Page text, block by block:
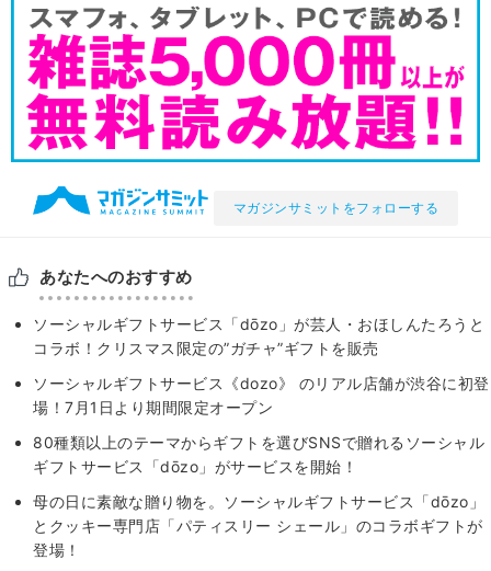
マガジンサミットをフォローする
あなたへのおすすめ
ソーシャルギフトサービス「dōzo」が芸人・おほしんたろうと
コラボ！クリスマス限定の”ガチャ”ギフトを販売
ソーシャルギフトサービス《dozo》 のリアル店舗が渋谷に初登
場！7月1日より期間限定オープン
80種類以上のテーマからギフトを選びSNSで贈れるソーシャル
ギフトサービス「dōzo」がサービスを開始！
母の日に素敵な贈り物を。ソーシャルギフトサービス「dōzo」
とクッキー専門店「パティスリー シェール」のコラボギフトが
登場！